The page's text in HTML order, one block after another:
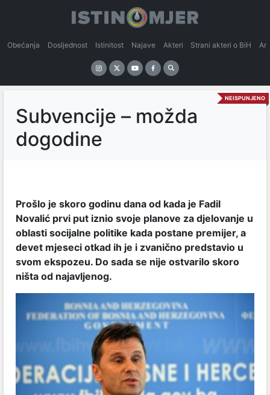
Obećanja Dosljednost Istinitost Najave Akteri Strani akteri o BiH
NEISPUNJENO
Subvencije – možda
dogodine
Prošlo je skoro godinu dana od kada je Fadil
Novalić prvi put iznio svoje planove za djelovanje u
oblasti socijalne politike kada postane premijer, a
devet mjeseci otkad ih je i zvanično predstavio u
svom ekspozeu. Do sada se nije ostvarilo skoro
ništa od najavljenog.